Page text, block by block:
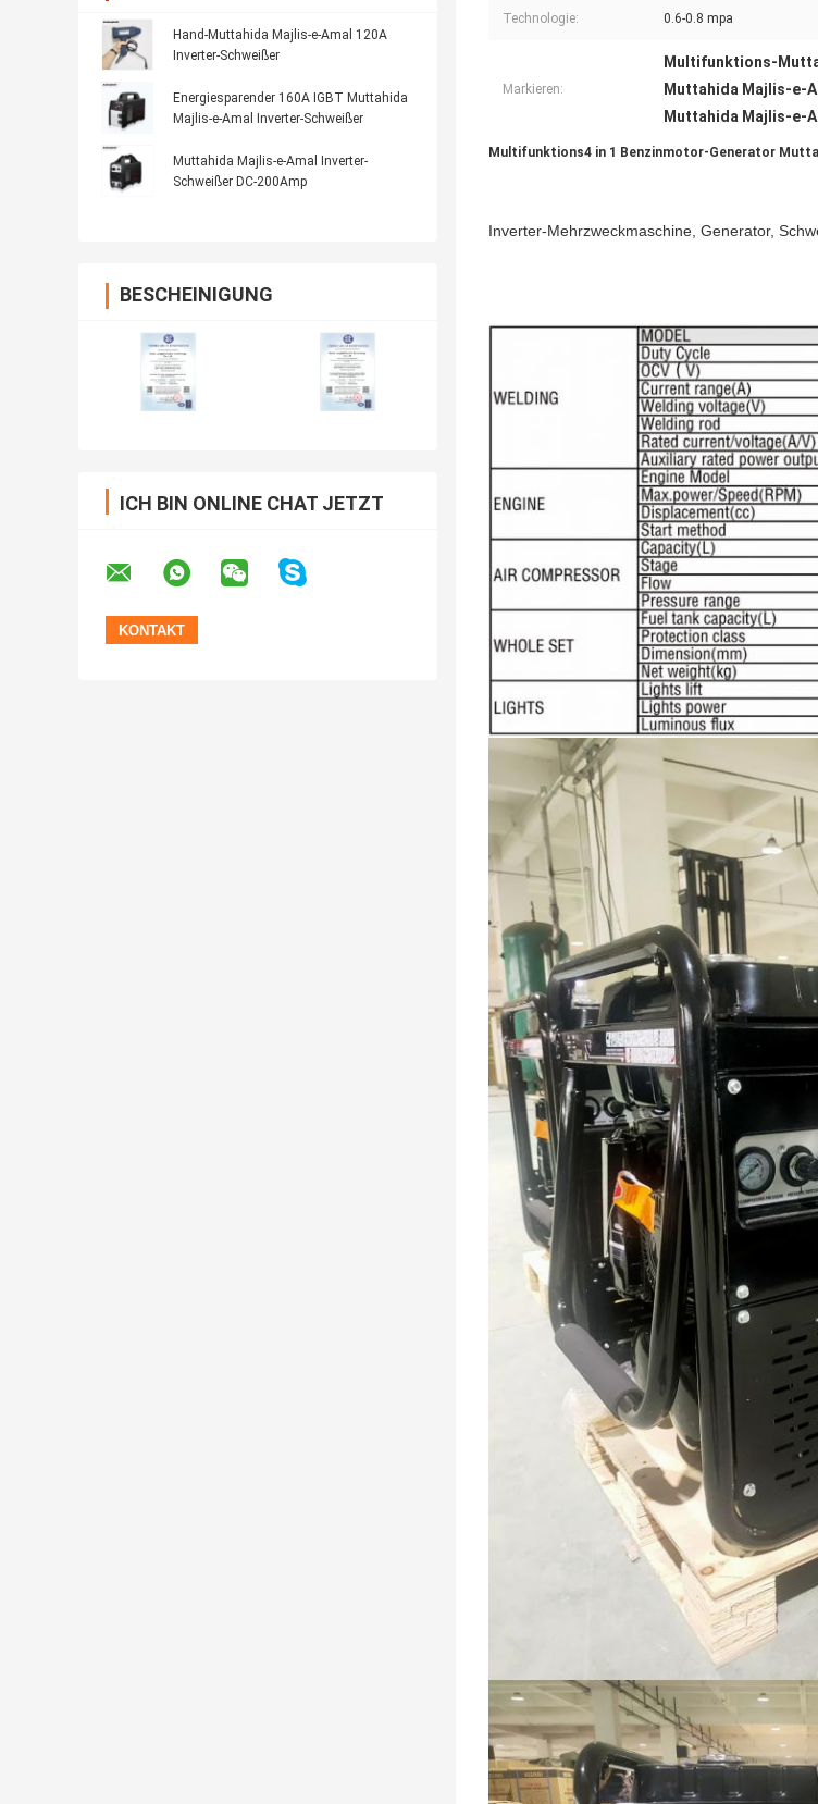
Hand-Muttahida Majlis-e-Amal 120A
Inverter-Schweißer
Energiesparender 160A IGBT Muttahida
Majlis-e-Amal Inverter-Schweißer
Muttahida Majlis-e-Amal Inverter-
Schweißer DC-200Amp
BESCHEINIGUNG
ICH BIN ONLINE CHAT JETZT
Technologie: 0.6-0.8 mpa
Markieren:
Multifunktions-
Muttahida Majlis-e-
Muttahida Majlis-e-
Multifunktions4 in 1 Benzinmotor-Generator
Inverter-Mehrzweckmaschine, Generator,